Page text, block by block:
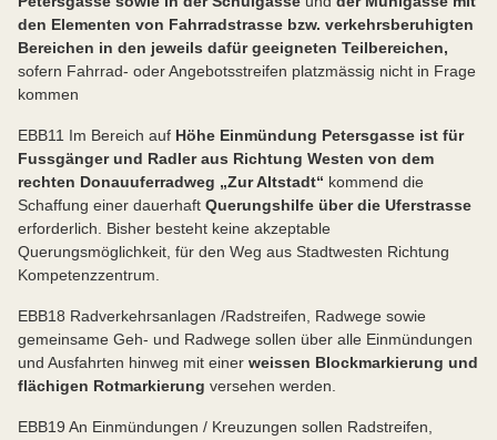
den Elementen von Fahrradstrasse bzw. verkehrsberuhigten
Bereichen in den jeweils dafür geeigneten Teilbereichen,
sofern Fahrrad- oder Angebotsstreifen platzmässig nicht in Frage
kommen
EBB11 Im Bereich auf Höhe Einmündung Petersgasse ist für
Fussgängerund Radler aus Richtung Westen von dem
rechten Donauuferradweg „Zur Altstadt“ kommend die
Schaffung einer dauerhaft Querungshilfe über die Uferstrasse
erforderlich. Bisher besteht keine akzeptable
Querungsmöglichkeit, für den Weg aus Stadtwesten Richtung
Kompetenzzentrum.
EBB18 Radverkehrsanlagen /Radstreifen, Radwege sowie
gemeinsame Geh- und Radwege sollen über alle Einmündungen
und Ausfahrten hinweg mit einer weissen Blockmarkierung und
flächigen Rotmarkierung versehen werden.
EBB19 An Einmündungen / Kreuzungen sollen Radstreifen,